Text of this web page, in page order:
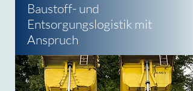
Baustoff- und
Entsorgungslogistik mit
Anspruch